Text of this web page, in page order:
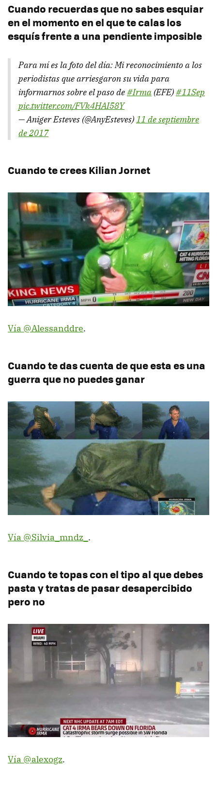
Cuando recuerdas que no sabes esquiar
en el momento en el que te calas los
esquís frente a una pendiente imposible
Para mí es la foto del día: Mi reconocimiento a los
periodistas que arriesgaron su vida para
informarnos sobre el paso de#Irma (EFE)#11Sep
pic.twitter.com/FVk4HAI58Y
— Aniger Esteves (@AnyEsteves)11 de septiembre
de 2017
Cuando te crees Kilian Jornet
Vía @Alessanddre.
Cuando te das cuenta de que esta es una
guerra que no puedes ganar
Vía @Silvia_mndz_ .
Cuando te topas con el tipo al que debes
pasta y tratas de pasar desapercibido
pero no
Vía @alexogz.